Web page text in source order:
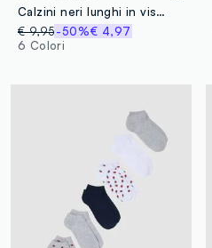
Calzini neri lunghi in viscosa elasticizzato
€ 9,95-50%€ 4,97
6 Colori